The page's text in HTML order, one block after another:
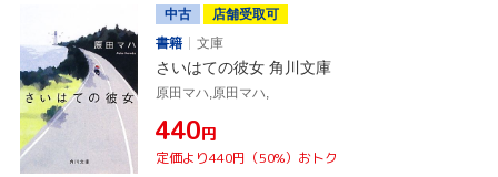
中古
店舗受取可
書籍
文庫
さいはての彼女 角川文庫
原田マハ,原田マハ,
¥440円
定価より440円（50%）おトク